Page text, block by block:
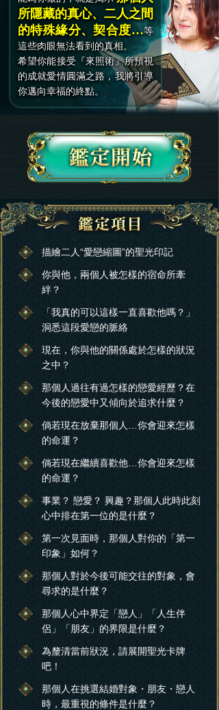
所隱藏的真心、二人之間
的特殊緣分、契合度…等
這些肉眼無法看到的真相。
希望你能接受『來照術』所預視
的成就愛情圓滿之路，我將引導
你邁向幸福的終點。
描繪二人“愛戀縮圖”的聖光印記
你與他，兩個人被怎樣的宿命所牽
絆？
「我真的可以這樣一直喜歡他嗎？」
洞悉這段愛戀的脈絡
現在，你與他的關係處於怎樣的狀況
之中？
那個人過往有過怎樣的戀愛經歷？在
今後的戀愛中又傾向於追求什麼？
倘若現在放棄那個人…你會迎來怎樣
的命運？
倘若現在繼續喜歡他…你會迎來怎樣
的命運？
事業？ 戀愛？ 興趣？那個人此時此刻
心中排在第一位的是什麼？
第一次見面時，那個人對你的「第一
印象」如何？
那個人對於今後可能交往的對象，會
尋求的是什麼？
那個人心中界定「戀人」「人生伴
侶」「朋友」的界限是什麼？
為釐清當前狀況，請展開聖光卡牌
吧！
那個人在挑選結婚對象・朋友・戀人
時，最重視的條件是什麼？